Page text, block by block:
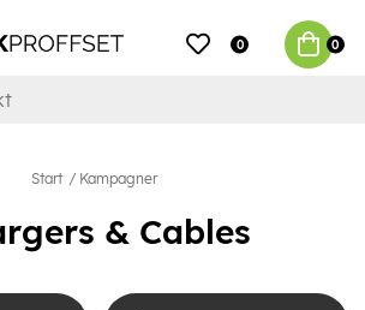
0 0
Start Kampagner
& Cables